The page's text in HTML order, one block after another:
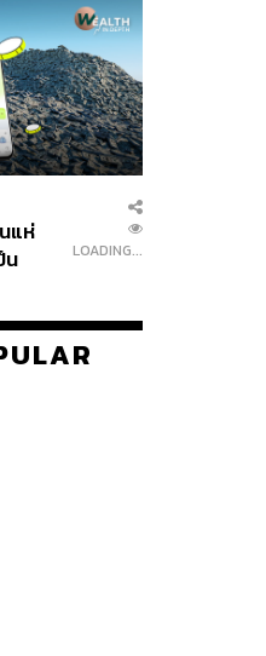
แห่
น
กซุก
LOADING...